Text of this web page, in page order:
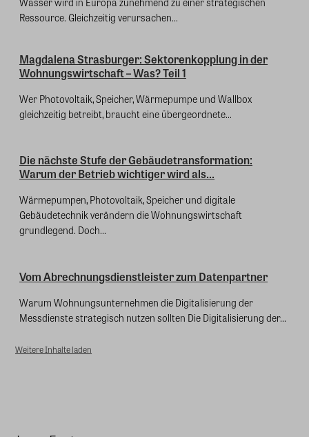
Ressource. Gleichzeitig verursachen...
Magdalena Strasburger: Sektorenkopplung in der
Wohnungswirtschaft – Was? Teil 1
Wer Photovoltaik, Speicher, Wärmepumpe und Wallbox
gleichzeitig betreibt, braucht eine übergeordnete...
Die nächste Stufe der Gebäudetransformation:
Warum der Betrieb wichtiger wird als...
Wärmepumpen, Photovoltaik, Speicher und digitale
Gebäudetechnik verändern die Wohnungswirtschaft
grundlegend. Doch...
Vom Abrechnungsdienstleister zum Datenpartner
Warum Wohnungsunternehmen die Digitalisierung der
Messdienste strategisch nutzen sollten Die Digitalisierung der...
Weitere Inhalte laden